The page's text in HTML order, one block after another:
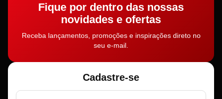
Fique por dentro das nossas
novidades e ofertas
Receba lançamentos, promoções e inspirações direto no
seu e-mail.
Cadastre-se
Nome